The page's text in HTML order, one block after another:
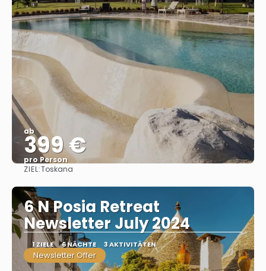
ab
399 €
pro Person
ZIEL:Toskana
6 N Posia Retreat
Newsletter July 2024
1 ZIELE 6 NÄCHTE 3 AKTIVITÄTEN
Newsletter Offer